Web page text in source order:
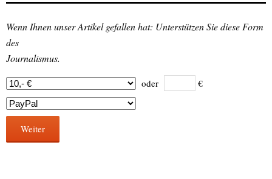
Wenn Ihnen unser Artikel gefallen hat: Unterstützen Sie diese Form
des
Journalismus.
oder €
Weiter